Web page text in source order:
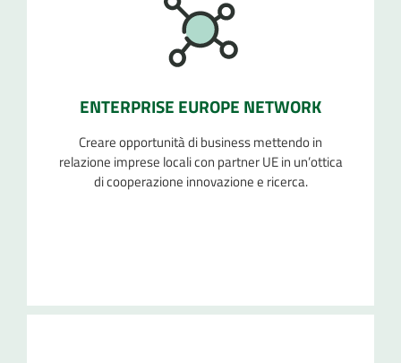
ENTERPRISE EUROPE NETWORK
Creare opportunità di business mettendo in
relazione imprese locali con partner UE in un’ottica
di cooperazione innovazione e ricerca.